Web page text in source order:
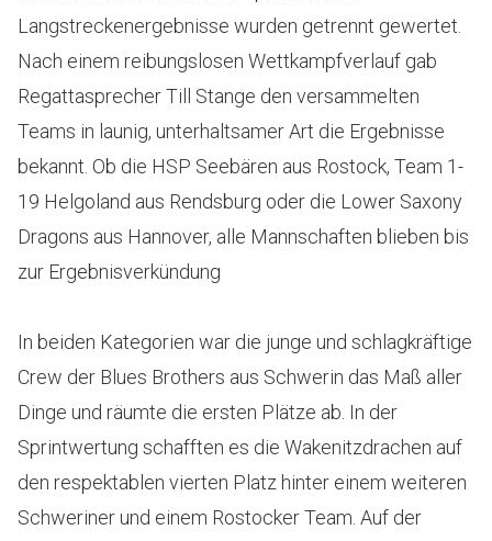
Langstreckenergebnisse wurden getrennt gewertet.
Nach einem reibungslosen Wettkampfverlauf gab
Regattasprecher Till Stange den versammelten
Teams in launig, unterhaltsamer Art die Ergebnisse
bekannt. Ob die HSP Seebären aus Rostock, Team 1-
19 Helgoland aus Rendsburg oder die Lower Saxony
Dragons aus Hannover, alle Mannschaften blieben bis
zur Ergebnisverkündung
In beiden Kategorien war die junge und schlagkräftige
Crew der Blues Brothers aus Schwerin das Maß aller
Dinge und räumte die ersten Plätze ab. In der
Sprintwertung schafften es die Wakenitzdrachen auf
den respektablen vierten Platz hinter einem weiteren
Schweriner und einem Rostocker Team. Auf der